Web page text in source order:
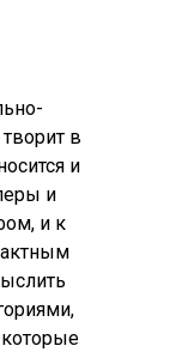
в
и
и
и к